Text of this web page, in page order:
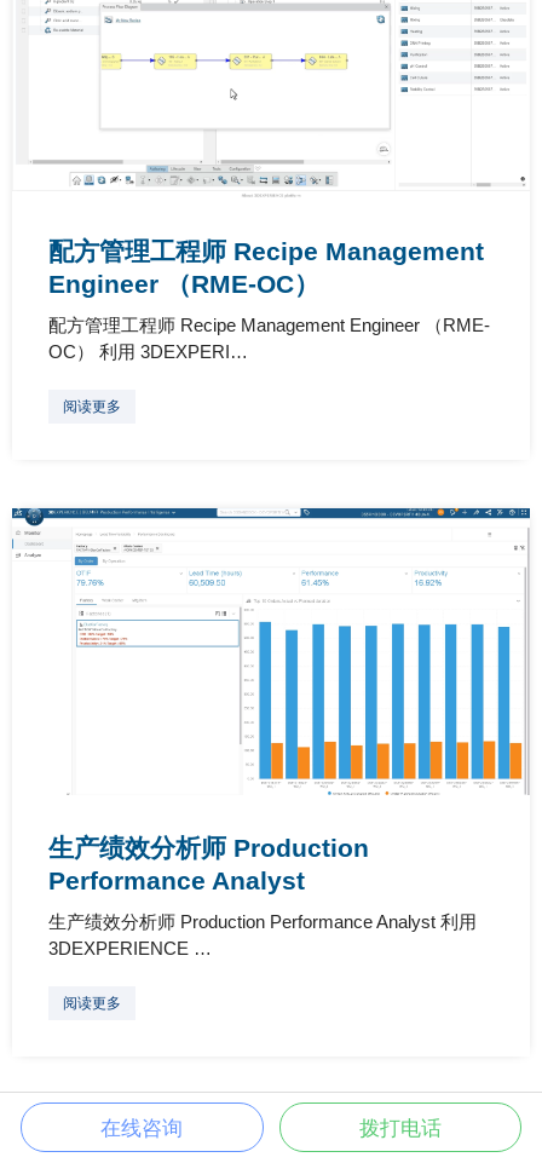
配方管理工程师 Recipe Management
Engineer （RME-OC）
配方管理工程师 Recipe Management Engineer （RME-
OC） 利用 3DEXPERI…
阅读更多
生产绩效分析师 Production
Performance Analyst
生产绩效分析师 Production Performance Analyst 利用
3DEXPERIENCE …
阅读更多
在线咨询 拨打电话